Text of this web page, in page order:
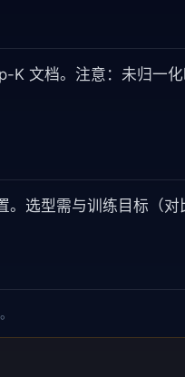
文档。注意：未归一
选型需与训练目标（对